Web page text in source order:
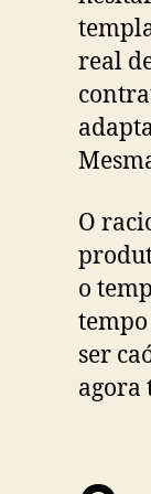
real
O
o
ser
agora